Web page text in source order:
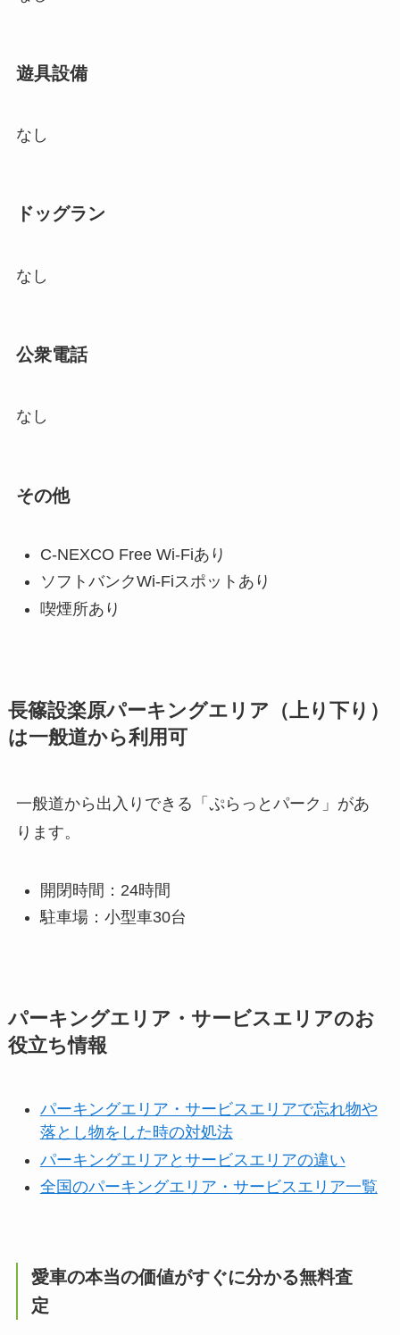
遊具設備
なし
ドッグラン
なし
公衆電話
なし
その他
C-NEXCO Free Wi-Fiあり
ソフトバンクWi-Fiスポットあり
喫煙所あり
長篠設楽原パーキングエリア（上り下り）
は一般道から利用可
一般道から出入りできる「ぷらっとパーク」があ
ります。
開閉時間：24時間
駐車場：小型車30台
パーキングエリア・サービスエリアのお
役立ち情報
パーキングエリア・サービスエリアで忘れ物や
落とし物をした時の対処法
パーキングエリアとサービスエリアの違い
全国のパーキングエリア・サービスエリア一覧
愛車の本当の価値がすぐに分かる無料査
定